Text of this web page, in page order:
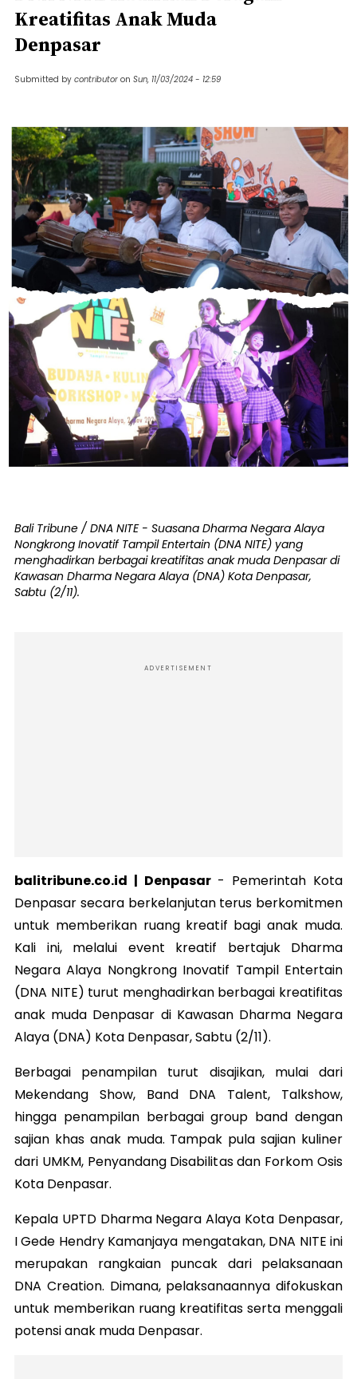
Kreatifitas Anak Muda
Denpasar
Submitted by contributor on Sun, 11/03/2024 - 12:59
Bali Tribune / DNA NITE - Suasana Dharma Negara Alaya
Nongkrong Inovatif Tampil Entertain (DNA NITE) yang
menghadirkan berbagai kreatifitas anak muda Denpasar di
Kawasan Dharma Negara Alaya (DNA) Kota Denpasar,
Sabtu (2/11).
ADVERTISEMENT
balitribune.co.id | Denpasar- Pemerintah Kota
Denpasar secara berkelanjutan terus berkomitmen
untuk memberikan ruang kreatif bagi anak muda.
Kali ini, melalui event kreatif bertajuk Dharma
Negara Alaya Nongkrong Inovatif Tampil Entertain
(DNA NITE) turut menghadirkan berbagai kreatifitas
anak muda Denpasar di Kawasan Dharma Negara
Alaya (DNA) Kota Denpasar, Sabtu (2/11).
Berbagai penampilan turut disajikan, mulai dari
Mekendang Show, Band DNA Talent, Talkshow,
hingga penampilan berbagai group band dengan
sajian khas anak muda. Tampak pula sajian kuliner
dari UMKM, Penyandang Disabilitas dan Forkom Osis
Kota Denpasar.
Kepala UPTD Dharma Negara Alaya Kota Denpasar,
I Gede Hendry Kamanjaya mengatakan, DNA NITE ini
merupakan rangkaian puncak dari pelaksanaan
DNA Creation. Dimana, pelaksanaannya difokuskan
untuk memberikan ruang kreatifitas serta menggali
potensi anak muda Denpasar.